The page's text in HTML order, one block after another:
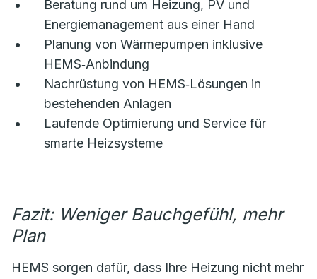
Beratung rund um Heizung, PV und
Energiemanagement aus einer Hand
Planung von Wärmepumpen inklusive
HEMS‑Anbindung
Nachrüstung von HEMS‑Lösungen in
bestehenden Anlagen
Laufende Optimierung und Service für
smarte Heizsysteme
Fazit: Weniger Bauchgefühl, mehr
Plan
HEMS sorgen dafür, dass Ihre Heizung nicht mehr